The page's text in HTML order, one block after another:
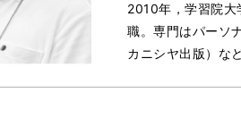
2010年，学習院大
職。専門はパーソ
カニシヤ出版）な